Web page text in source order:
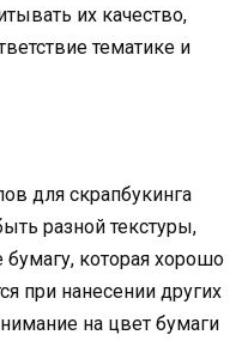
их качество,
тематике и
для скрапбукинга
разной текстуры,
бумагу, которая хорошо
при нанесении других
на цвет бумаги